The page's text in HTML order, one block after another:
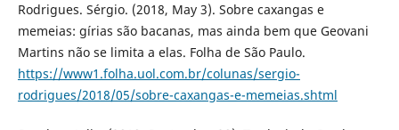
Rodrigues. Sérgio. (2018, May 3). Sobre caxangas e
memeias: gírias são bacanas, mas ainda bem que Geovani
Martins não se limita a elas. Folha de São Paulo.
https://www1.folha.uol.com.br/colunas/sergio-
rodrigues/2018/05/sobre-caxangas-e-memeias.shtml